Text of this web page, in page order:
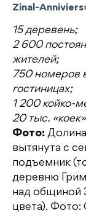
Zinal-
15 деревень;
2 600
жителей;
750 номеров
гостиницах;
1 200 койко-
20 тыс.
Фото: Долина
вытянута с
подъемник
деревню
над общиной
цвета). Фото: